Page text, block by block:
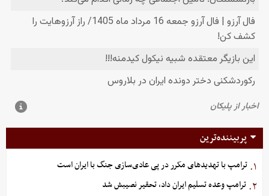
پربیننده‌ترین
۱. ترامپ با تهدیدهای مکرر در پی عادی‌سازی جنگ با ایران است
۲. ترامپ وعده تسلیم ایران داد، تحقیر نصیبش شد